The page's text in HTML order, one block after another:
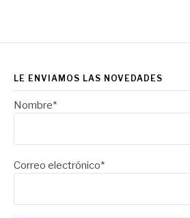
LE ENVIAMOS LAS NOVEDADES
Nombre*
Correo electrónico*